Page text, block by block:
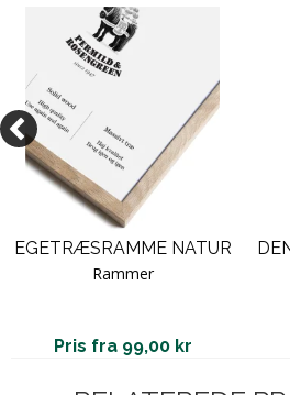
EGETRÆSRAMME NATUR
Rammer
Pris fra 99,00 kr